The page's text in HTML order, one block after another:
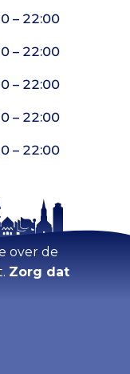
– 22:00
– 22:00
– 22:00
– 22:00
– 22:00
over de
Zorg dat